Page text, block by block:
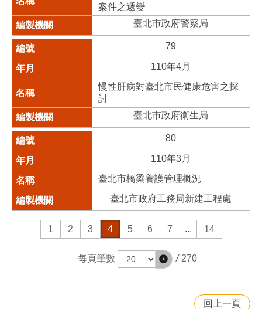
案件之遞變
臺北市政府警察局
79
110年4月
慢性肝病對臺北市民健康危害之探
討
臺北市政府衛生局
80
110年3月
臺北市橋梁養護管理概況
臺北市政府工務局新建工程處
1 2 3 4 5 6 7 ... 14
每頁筆數 / 270
回上一頁